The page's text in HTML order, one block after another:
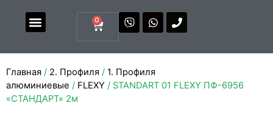
0
Главная / 2. Профиля / 1. Профиля
алюминиевые / FLEXY / STANDART 01 FLEXY ПФ-6956
«СТАНДАРТ» 2м